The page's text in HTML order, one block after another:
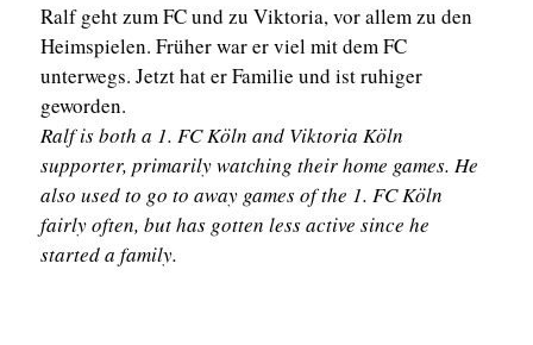
Ralf geht zum FC und zu Viktoria, vor allem zu den
Heimspielen. Früher war er viel mit dem FC
unterwegs. Jetzt hat er Familie und ist ruhiger
geworden.
Ralf is both a 1. FC Köln and Viktoria Köln
supporter, primarily watching their home games. He
also used to go to away games of the 1. FC Köln
fairly often, but has gotten less active since he
started a family.